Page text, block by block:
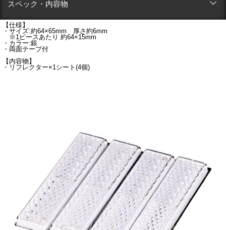
スペック・内容物
【仕様】
・サイズ:約64×65mm 厚さ約6mm
※1ピースあたり 約64×15mm
・カラー:銀
・両面テープ付
【内容物】
・リフレクター×1シート(4個)